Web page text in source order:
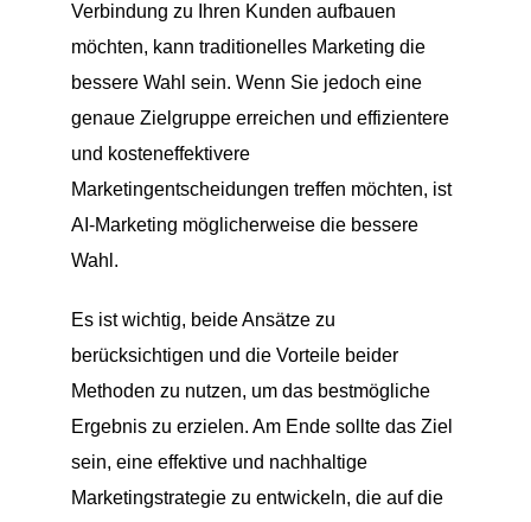
Verbindung zu Ihren Kunden aufbauen
möchten, kann traditionelles Marketing die
bessere Wahl sein. Wenn Sie jedoch eine
genaue Zielgruppe erreichen und effizientere
und kosteneffektivere
Marketingentscheidungen treffen möchten, ist
AI-Marketing möglicherweise die bessere
Wahl.
Es ist wichtig, beide Ansätze zu
berücksichtigen und die Vorteile beider
Methoden zu nutzen, um das bestmögliche
Ergebnis zu erzielen. Am Ende sollte das Ziel
sein, eine effektive und nachhaltige
Marketingstrategie zu entwickeln, die auf die